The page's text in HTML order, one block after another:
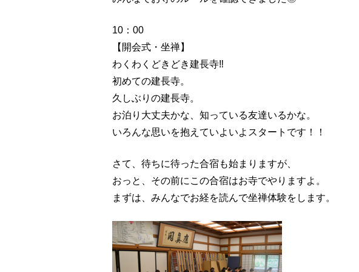
10：00
【開会式・坐禅】
わくわくどきどき建長寺‼
初めての建長寺。
久しぶりの建長寺。
お泊り大丈夫かな、知っている友達いるかな。
いろんな思いを抱えていよいよスタートです！！
さて、待ちに待った合宿も始まりますが、
おっと、その前にこの合宿はお寺でやりますよ。
まずは、みんなでお経を読んで坐禅体験をします。